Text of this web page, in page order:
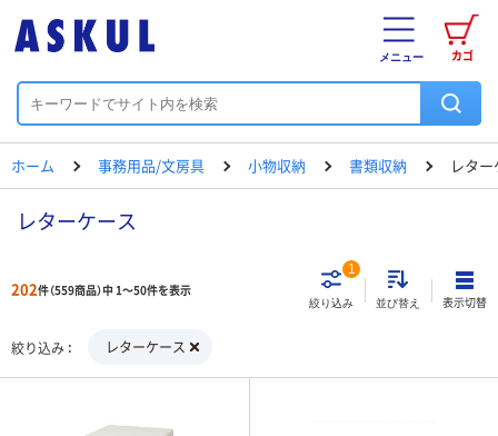
カゴ
メニュー
ホーム 事務用品/文房具 小物収納 書類収納 レタ
レターケース
202件（559商品）中 1～50件を表示
絞り込み
1
並び替え 表示切替
絞り込み レターケース